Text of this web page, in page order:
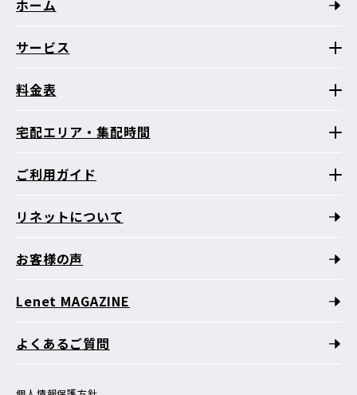
ホーム
サービス
料金表
宅配エリア・集配時間
ご利用ガイド
リネットについて
お客様の声
Lenet MAGAZINE
よくあるご質問